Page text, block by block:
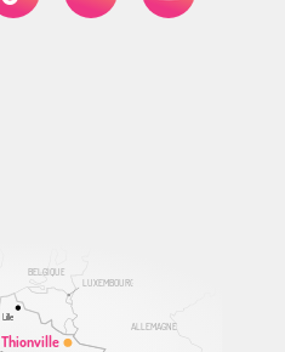
ALLEMAGNE
BELGIQUE
LUXEMBOURG
Thionville
Lille